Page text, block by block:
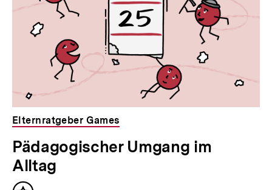
Elternratgeber Games
Pädagogischer Umgang im
Alltag